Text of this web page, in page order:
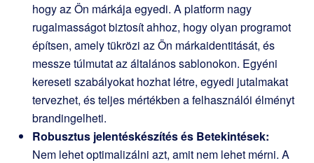
hogy az Ön márkája egyedi. A platform nagy
rugalmasságot biztosít ahhoz, hogy olyan programot
építsen, amely tükrözi az Ön márkaidentitását, és
messze túlmutat az általános sablonokon. Egyéni
kereseti szabályokat hozhat létre, egyedi jutalmakat
tervezhet, és teljes mértékben a felhasználói élményt
brandingelheti.
Robusztus jelentéskészítés és Betekintések:
Nem lehet optimalizálni azt, amit nem lehet mérni. A